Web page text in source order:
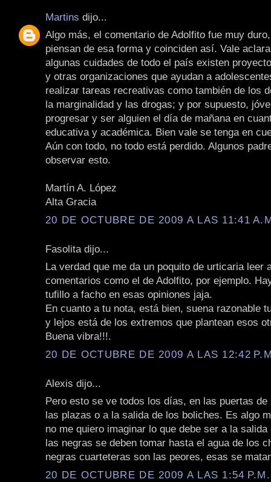
Martins dijo...
Algo más, el comentario de Adolfito fue muy
piensan de esa forma y coinciden así. Vale
algunas cuidades de todo el país existen
y otras organizaciones que ayudan a
realizar tareas recreativas como también de los
la marginalidad y las drogas; y por supuesto,
progresar y ser alguien el día de mañana en
educativa y académica. Bien vale se tenga en
Aún con todo, no todo está perdido. Algunos
observar esto.
Martín A. López
Alta Gracia
20 DE OCTUBRE DE 2009 A LAS 11:41
Fasolita dijo...
La verdad que me da un poquito de urticaria leer
comentarios como el de Adolfito, por ejemplo.
tufillo a facho en esas opiniones jaja.
En cuanto a tu nota, está bien, suena razonable
y lejos está de los extremos que plantean esos
Buena vibra!!!.
20 DE OCTUBRE DE 2009 A LAS 12:42
Alexis dijo...
Pero esto se ve todos los días, en las puertas
las plazas o a la salida de los boliches. Es algo
no me quiero imaginar lo que debe ser a la
las negras se deben tomar hasta el agua de los
negras cuarteteras son las peores, esas se
20 DE OCTUBRE DE 2009 A LAS 1:54 P.M.